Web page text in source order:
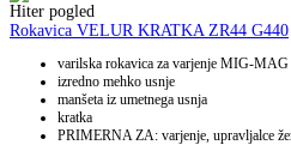
Hiter pogled
Rokavica VELUR KRATKA ZR44 G440
varilska rokavica za varjenje MIG-
izredno mehko usnje
manšeta iz umetnega usnja
kratka
PRIMERNA ZA: varjenje, upravljalce